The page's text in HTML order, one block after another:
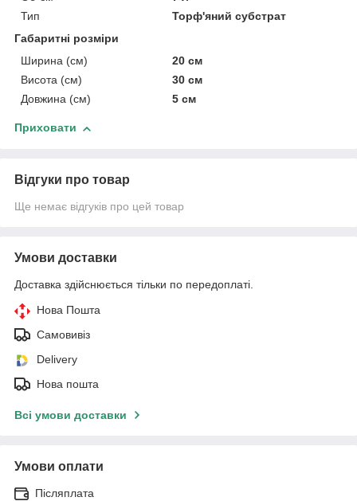
Тип
Торф'яний субстрат
Габаритні розміри
Ширина (см)
20 см
Висота (см)
30 см
Довжина (см)
5 см
Приховати
Відгуки про товар
Ще немає відгуків про цей товар
Умови доставки
Доставка здійснюється тільки по передоплаті.
Нова Пошта
Самовивіз
Delivery
Нова пошта
Всі умови доставки
Умови оплати
Післяплата